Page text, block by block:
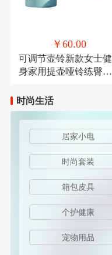
￥60.00
可调节壶铃新款女士健
身家用提壶哑铃练臀翘
时尚生活
居家小电
时尚套装
箱包皮具
个护健康
宠物用品